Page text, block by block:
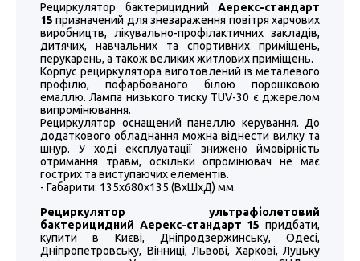
Рециркулятор бактерицидний Аерекс-стандарт
15 призначений для знезараження повітря харчових
виробництв, лікувально-профілактичних закладів,
дитячих, навчальних та спортивних приміщень,
перукарень, а також великих житлових приміщень.
Корпус рециркулятора виготовлений із металевого
профілю, пофарбованого білою порошковою
емаллю. Лампа низького тиску TUV-30 є джерелом
випромінювання.
Рециркулятор оснащений панеллю керування. До
додаткового обладнання можна віднести вилку та
шнур. У ході експлуатації знижено ймовірність
отримання травм, оскільки опромінювач не має
гострих та виступаючих елементів.
- Габарити: 135х680х135 (ВхШхД) мм.
Рециркулятор ультрафіолетовий
бактерицидний Аерекс-стандарт 15 придбати,
купити в Києві, Дніпродзержинську, Одесі,
Дніпропетровську, Вінниці, Львові, Харкові, Луцьку